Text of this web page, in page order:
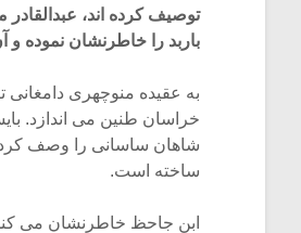
توصیف کرده اند،
باربد را خاطرنشان نموده
به عقیده منوچهری
خراسان طنین می اندازد.
شاهان ساسانی را وصف
ساخته است.
ابن جاحظ خاطرنشان می